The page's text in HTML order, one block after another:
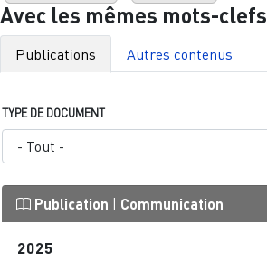
Avec les mêmes mots-clefs
Publications Autres contenus
TYPE DE DOCUMENT
Publication | Communication
2025